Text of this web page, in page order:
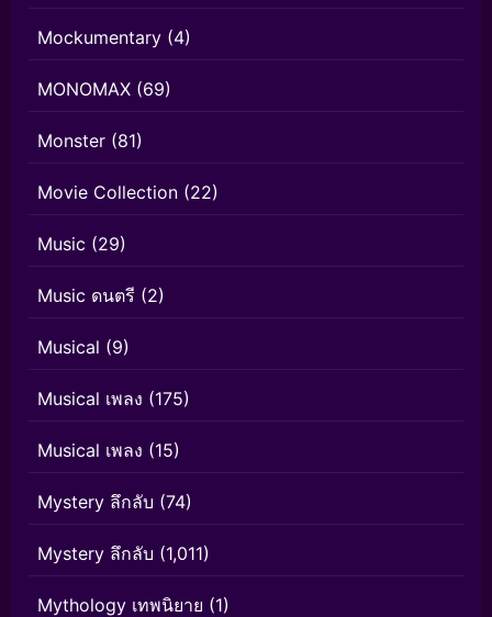
Mockumentary (4)
MONOMAX (69)
Monster (81)
Movie Collection (22)
Music (29)
Music ดนตรี (2)
Musical (9)
Musical เพลง (175)
Musical เพลง (15)
Mystery ลึกลับ (74)
Mystery ลึกลับ (1,011)
Mythology เทพนิยาย (1)